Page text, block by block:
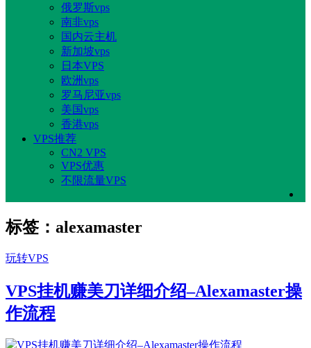
俄罗斯vps
南非vps
国内云主机
新加坡vps
日本VPS
欧洲vps
罗马尼亚vps
美国vps
香港vps
VPS推荐
CN2 VPS
VPS优惠
不限流量VPS
标签：alexamaster
玩转VPS
VPS挂机赚美刀详细介绍–Alexamaster操
作流程